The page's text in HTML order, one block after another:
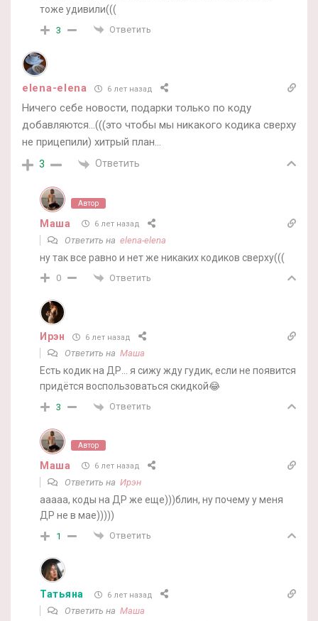
тоже удивили(((
3 Ответить
elena-elena 6 лет назад
Ничего себе новости, подарки только по коду
добавляются…(((это чтобы мы никакого кодика сверху
не прицепили) хитрый план…
3 Ответить
Автор
Маша 6 лет назад
Ответить на elena-elena
ну так все равно и нет же никаких кодиков сверху(((
0 Ответить
Ирэн 6 лет назад
Ответить на Маша
Есть кодик на ДР… я сижу жду гудик, если не появится
придётся воспользоваться скидкой😂
3 Ответить
Автор
Маша 6 лет назад
Ответить на Ирэн
ааааа, коды на ДР же еще)))блин, ну почему у меня
ДР не в мае)))))
1 Ответить
Татьяна 6 лет назад
Ответить на Маша